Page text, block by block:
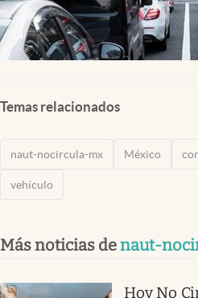
Temas relacionados
naut-nocircula-mx México
vehículo
Más noticias denaut-
Hoy No